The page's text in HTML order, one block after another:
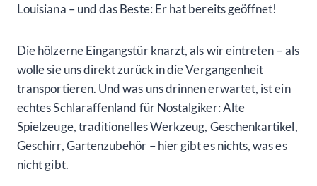
Louisiana – und das Beste: Er hat bereits geöffnet!
Die hölzerne Eingangstür knarzt, als wir eintreten – als
wolle sie uns direkt zurück in die Vergangenheit
transportieren. Und was uns drinnen erwartet, ist ein
echtes Schlaraffenland für Nostalgiker: Alte
Spielzeuge, traditionelles Werkzeug, Geschenkartikel,
Geschirr, Gartenzubehör – hier gibt es nichts, was es
nicht gibt.